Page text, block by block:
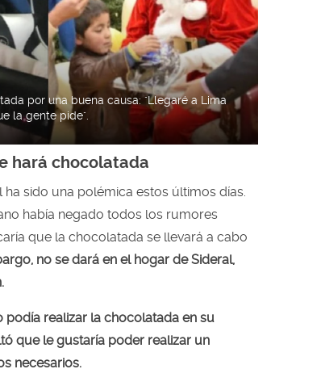
por una buena causa: "Llegaré a Lima
la gente pide".
hará chocolatada
sido una polémica estos últimos días.
había negado todos los rumores
que la chocolatada se llevará a cabo
no se dará en el hogar de Sideral,
podía realizar la chocolatada en su
que le gustaría poder realizar un
necesarios.